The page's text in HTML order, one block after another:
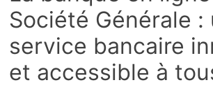
Société Générale :
service bancaire
et accessible à